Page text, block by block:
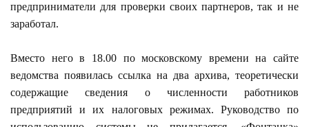
предприниматели для проверки своих партнеров, так и не
заработал.
Вместо него в 18.00 по московскому времени на сайте
ведомства появилась ссылка на два архива, теоретически
содержащие сведения о численности работников
предприятий и их налоговых режимах. Руководство по